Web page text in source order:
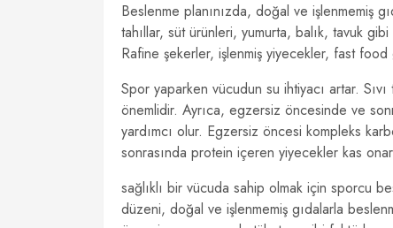
Beslenme planınızda, doğal ve işlenmemiş
tahıllar, süt ürünleri, yumurta, balık, tavuk
Rafine şekerler, işlenmiş yiyecekler, fast food
Spor yaparken vücudun su ihtiyacı artar.
önemlidir. Ayrıca, egzersiz öncesinde ve
yardımcı olur. Egzersiz öncesi kompleks
sonrasında protein içeren yiyecekler kas
sağlıklı bir vücuda sahip olmak için sporcu
düzeni, doğal ve işlenmemiş gıdalarla